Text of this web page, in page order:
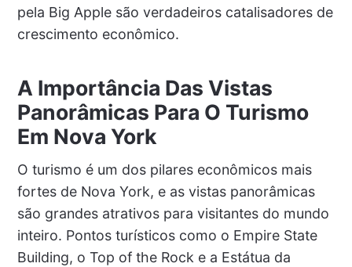
pela Big Apple são verdadeiros catalisadores de
crescimento econômico.
A Importância Das Vistas
Panorâmicas Para O Turismo
Em Nova York
O turismo é um dos pilares econômicos mais
fortes de Nova York, e as vistas panorâmicas
são grandes atrativos para visitantes do mundo
inteiro. Pontos turísticos como o Empire State
Building, o Top of the Rock e a Estátua da